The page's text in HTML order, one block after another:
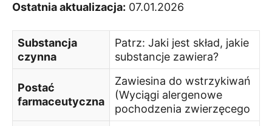
Ostatnia aktualizacja: 07.01.2026
Substancja
czynna
Patrz: Jaki jest skład, jakie
substancje zawiera?
Postać
farmaceutyczna
Zawiesina do wstrzykiwań
(Wyciągi alergenowe
pochodzenia zwierzęcego